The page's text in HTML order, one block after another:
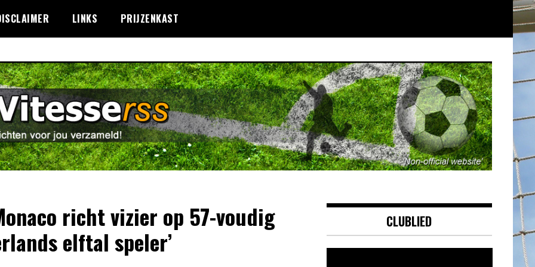
LINKS PRIJZENKAST
richt vizier op 57-voudig
elftal speler’
CLUBLIED